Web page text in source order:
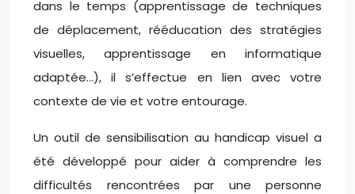
dans le temps (apprentissage de techniques
de déplacement, rééducation des stratégies
visuelles, apprentissage en informatique
adaptée…), il s’effectue en lien avec votre
contexte de vie et votre entourage.
Un outil de sensibilisation au handicap visuel a
été développé pour aider à comprendre les
difficultés rencontrées par une personne